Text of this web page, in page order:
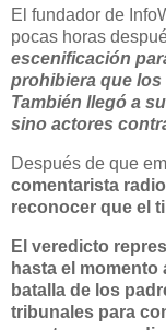
El fundador de
pocas horas
escenificación
prohibiera que
También llegó a
sino actores
Después de que
comentarista
reconocer que el
El veredicto
hasta el
batalla de los
tribunales para